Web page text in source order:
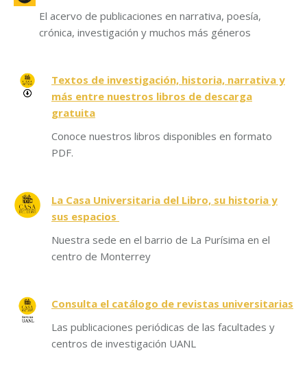
El acervo de publicaciones en narrativa, poesía,
crónica, investigación y muchos más géneros
Textos de investigación, historia, narrativa y
más entre nuestros libros de descarga
gratuita
Conoce nuestros libros disponibles en formato
PDF.
La Casa Universitaria del Libro, su historia y
sus espacios
Nuestra sede en el barrio de La Purísima en el
centro de Monterrey
Consulta el catálogo de revistas universitarias
Las publicaciones periódicas de las facultades y
centros de investigación UANL